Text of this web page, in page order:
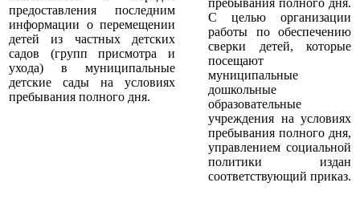
предоставления последним
информации о перемещении
детей из частных детских
садов (групп присмотра и
ухода) в муниципальные
детские сады на условиях
пребывания полного дня.
С целью организации
работы по обеспечению
сверки детей, которые
посещают
муниципальные
дошкольные
образовательные
учреждения на условиях
пребывания полного дня,
управлением социальной
политики издан
соответствующий приказ.